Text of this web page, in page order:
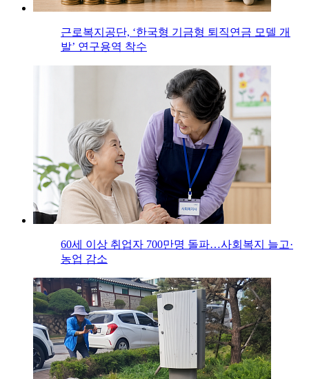
근로복지공단, ‘한국형 기금형 퇴직연금 모델 개
발’ 연구용역 착수
60세 이상 취업자 700만명 돌파…사회복지 늘고·
농업 감소